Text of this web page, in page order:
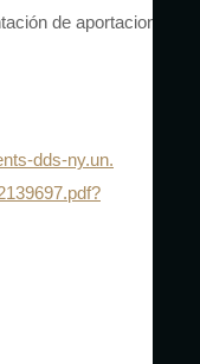
de aportaciones
dds-ny.un.